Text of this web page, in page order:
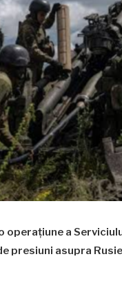
a
presiuni asupra